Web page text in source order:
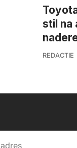
stil na
REDACTIE